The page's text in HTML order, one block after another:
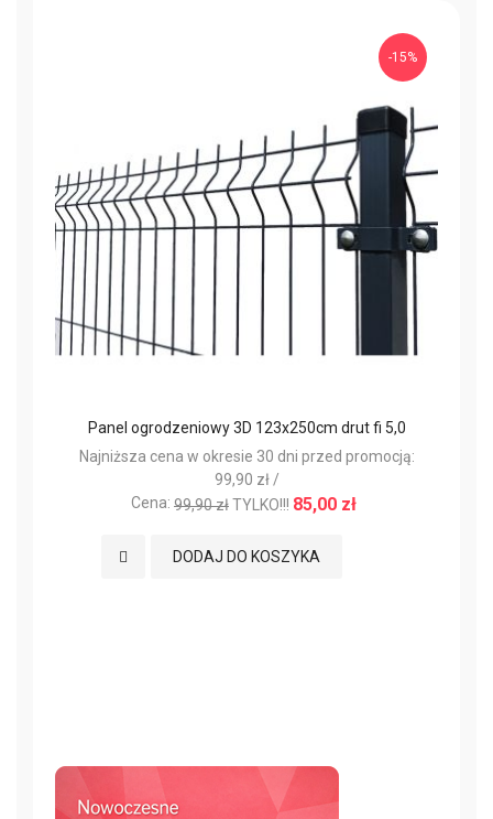
-15%
Panel ogrodzeniowy 3D 123x250cm drut fi 5,0
Najniższa cena w okresie 30 dni przed promocją:
99,90 zł /
Cena: 99,90 złTYLKO!!! 85,00 zł
DODAJ DO KOSZYKA
Dodaj do Ulubionych